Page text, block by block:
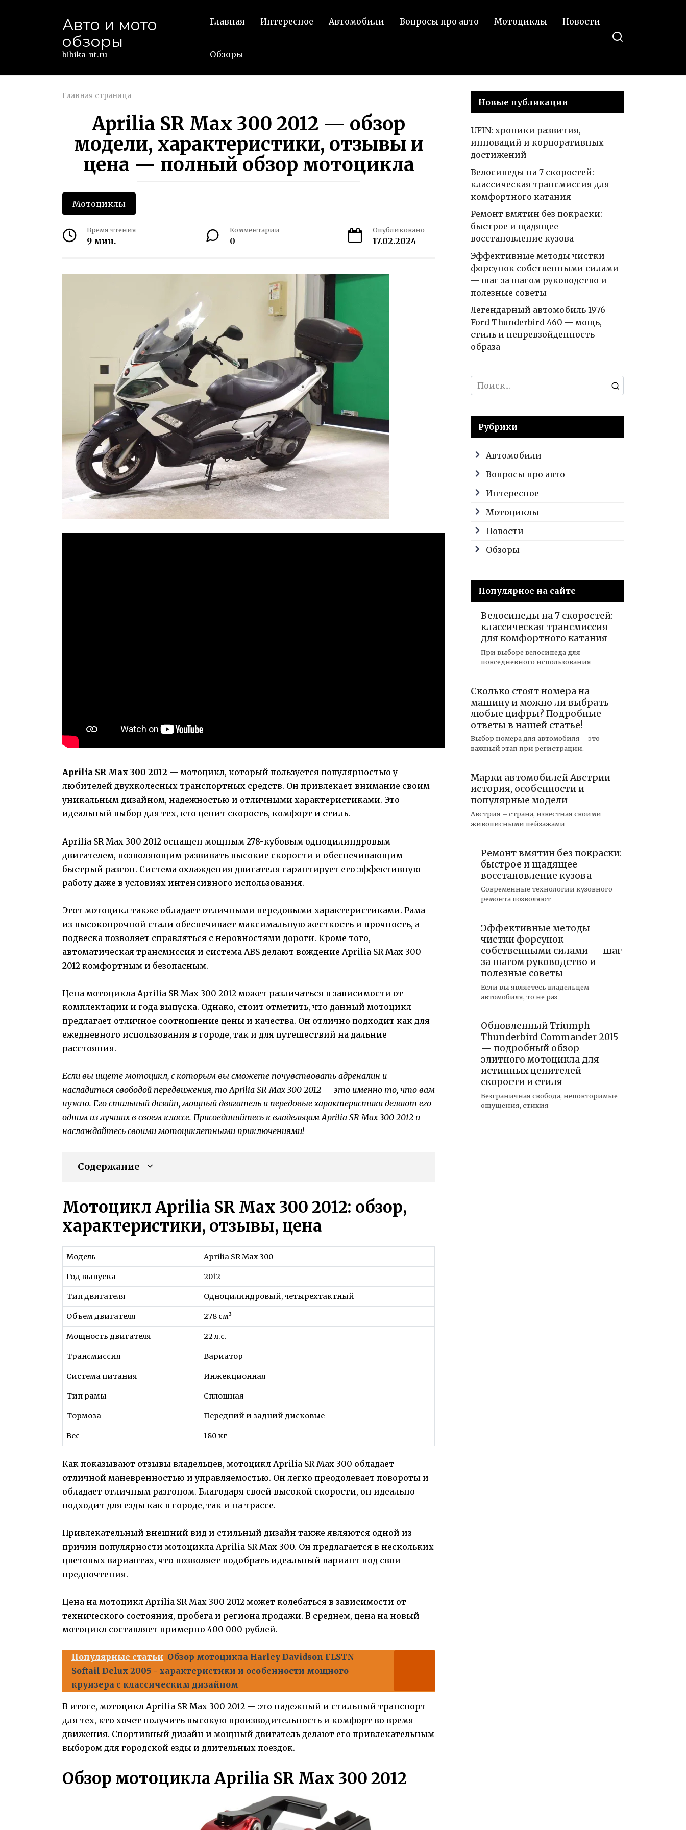
Авто и мото
обзоры
bibika-nt.ru
Главная Интересное Автомобили Вопросы про авто Мотоциклы Новости
Обзоры
Главная страница
Aprilia SR Max 300 2012 — обзор
модели, характеристики, отзывы и
цена — полный обзор мотоцикла
Мотоциклы
Время чтения
9 мин.
Комментарии
0
Опубликовано
17.02.2024
Aprilia SR Max 300 2012 — мотоцикл, который пользуется популярностью у
любителей двухколесных транспортных средств. Он привлекает внимание своим
уникальным дизайном, надежностью и отличными характеристиками. Это
идеальный выбор для тех, кто ценит скорость, комфорт и стиль.
Aprilia SR Max 300 2012 оснащен мощным 278-кубовым одноцилиндровым
двигателем, позволяющим развивать высокие скорости и обеспечивающим
быстрый разгон. Система охлаждения двигателя гарантирует его эффективную
работу даже в условиях интенсивного использования.
Этот мотоцикл также обладает отличными передовыми характеристиками. Рама
из высокопрочной стали обеспечивает максимальную жесткость и прочность, а
подвеска позволяет справляться с неровностями дороги. Кроме того,
автоматическая трансмиссия и система ABS делают вождение Aprilia SR Max 300
2012 комфортным и безопасным.
Цена мотоцикла Aprilia SR Max 300 2012 может различаться в зависимости от
комплектации и года выпуска. Однако, стоит отметить, что данный мотоцикл
предлагает отличное соотношение цены и качества. Он отлично подходит как для
ежедневного использования в городе, так и для путешествий на дальние
расстояния.
Если вы ищете мотоцикл, с которым вы сможете почувствовать адреналин и
насладиться свободой передвижения, то Aprilia SR Max 300 2012 — это именно то, что вам
нужно. Его стильный дизайн, мощный двигатель и передовые характеристики делают его
одним из лучших в своем классе. Присоединяйтесь к владельцам Aprilia SR Max 300 2012 и
наслаждайтесь своими мотоциклетными приключениями!
Содержание
Мотоцикл Aprilia SR Max 300 2012: обзор,
характеристики, отзывы, цена
Модель Aprilia SR Max 300
Год выпуска 2012
Тип двигателя Одноцилиндровый, четырехтактный
Объем двигателя 278 см³
Мощность двигателя 22 л.с.
Трансмиссия Вариатор
Система питания Инжекционная
Тип рамы Сплошная
Тормоза Передний и задний дисковые
Вес 180 кг
Как показывают отзывы владельцев, мотоцикл Aprilia SR Max 300 обладает
отличной маневренностью и управляемостью. Он легко преодолевает повороты и
обладает отличным разгоном. Благодаря своей высокой скорости, он идеально
подходит для езды как в городе, так и на трассе.
Привлекательный внешний вид и стильный дизайн также являются одной из
причин популярности мотоцикла Aprilia SR Max 300. Он предлагается в нескольких
цветовых вариантах, что позволяет подобрать идеальный вариант под свои
предпочтения.
Цена на мотоцикл Aprilia SR Max 300 2012 может колебаться в зависимости от
технического состояния, пробега и региона продажи. В среднем, цена на новый
мотоцикл составляет примерно 400 000 рублей.
Популярные статьи Обзор мотоцикла Harley Davidson FLSTN
Softail Delux 2005 - характеристики и особенности мощного
круизера с классическим дизайном
В итоге, мотоцикл Aprilia SR Max 300 2012 — это надежный и стильный транспорт
для тех, кто хочет получить высокую производительность и комфорт во время
движения. Спортивный дизайн и мощный двигатель делают его привлекательным
выбором для городской езды и длительных поездок.
Обзор мотоцикла Aprilia SR Max 300 2012
Новые публикации
UFIN: хроники развития,
инноваций и корпоративных
достижений
Велосипеды на 7 скоростей:
классическая трансмиссия для
комфортного катания
Ремонт вмятин без покраски:
быстрое и щадящее
восстановление кузова
Эффективные методы чистки
форсунок собственными силами
— шаг за шагом руководство и
полезные советы
Легендарный автомобиль 1976
Ford Thunderbird 460 — мощь,
стиль и непревзойденность
образа
Search
for:
Рубрики
Автомобили
Вопросы про авто
Интересное
Мотоциклы
Новости
Обзоры
Популярное на сайте
Велосипеды на 7 скоростей:
классическая трансмиссия
для комфортного катания
При выборе велосипеда для
повседневного использования
Сколько стоят номера на
машину и можно ли выбрать
любые цифры? Подробные
ответы в нашей статье!
Выбор номера для автомобиля – это
важный этап при регистрации.
Марки автомобилей Австрии —
история, особенности и
популярные модели
Австрия – страна, известная своими
живописными пейзажами
Ремонт вмятин без покраски:
быстрое и щадящее
восстановление кузова
Современные технологии кузовного
ремонта позволяют
Эффективные методы
чистки форсунок
собственными силами — шаг
за шагом руководство и
полезные советы
Если вы являетесь владельцем
автомобиля, то не раз
Обновленный Triumph
Thunderbird Commander 2015
— подробный обзор
элитного мотоцикла для
истинных ценителей
скорости и стиля
Безграничная свобода, неповторимые
ощущения, стихия
автомобиль для
истинных ценителей